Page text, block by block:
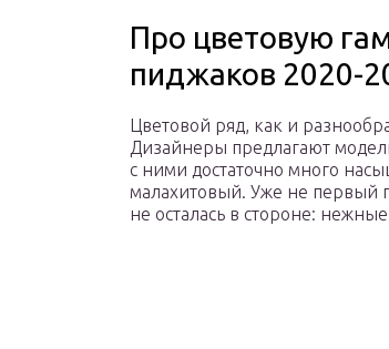
Про цветовую
пиджаков 2020-
Цветовой ряд, как и
Дизайнеры предлагают
с ними достаточно много
малахитовый. Уже не первый
не осталась в стороне: